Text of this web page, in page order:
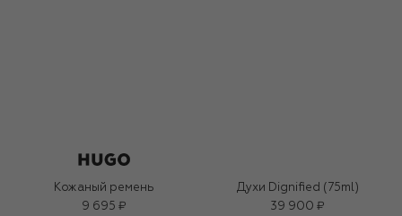
Кожаный ремень
9 695 ₽
Духи Dignified (75ml)
39 900 ₽